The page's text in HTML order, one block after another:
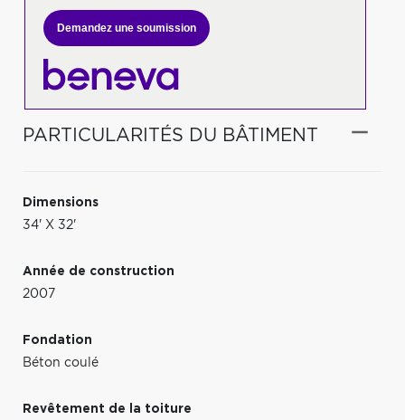
Demandez une soumission
PARTICULARITÉS DU BÂTIMENT
Dimensions
34' X 32'
Année de construction
2007
Fondation
Béton coulé
Revêtement de la toiture